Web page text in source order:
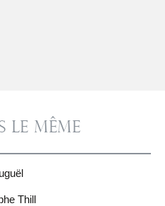
le même
Thill